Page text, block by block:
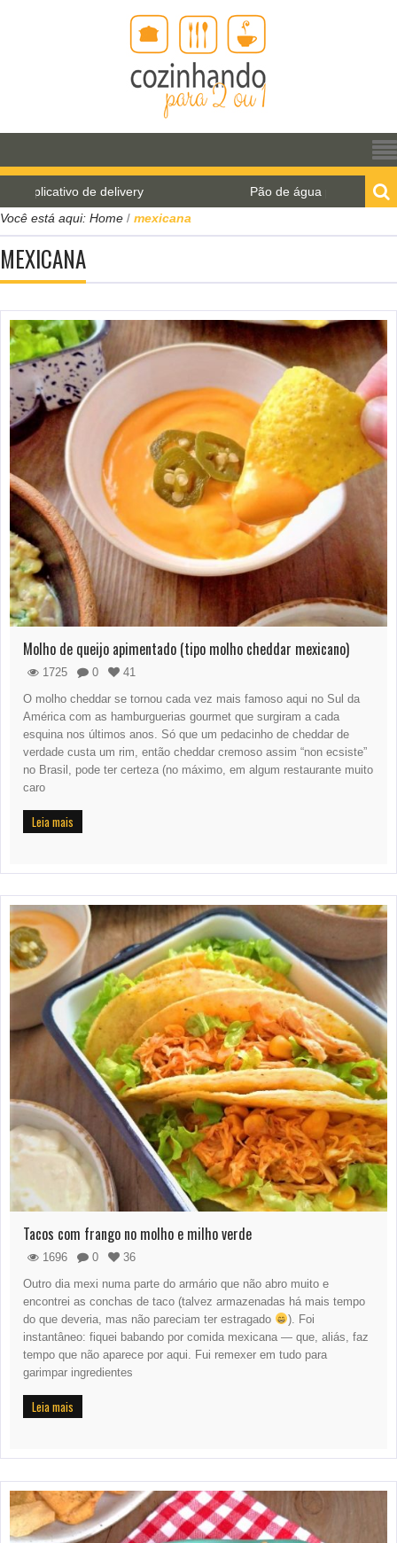
Pão de água para o World Bread Day 2021
Você está aqui: Home / mexicana
MEXICANA
Molho de queijo apimentado (tipo molho cheddar mexicano)
1725 0
41
O molho cheddar se tornou cada vez mais famoso aqui no Sul da
América com as hamburguerias gourmet que surgiram a cada
esquina nos últimos anos. Só que um pedacinho de cheddar de
verdade custa um rim, então cheddar cremoso assim “non ecsiste”
no Brasil, pode ter certeza (no máximo, em algum restaurante muito
caro
Leia mais
Tacos com frango no molho e milho verde
1696 0
36
Outro dia mexi numa parte do armário que não abro muito e
encontrei as conchas de taco (talvez armazenadas há mais tempo
do que deveria, mas não pareciam ter estragado
). Foi
instantâneo: fiquei babando por comida mexicana — que, aliás, faz
tempo que não aparece por aqui. Fui remexer em tudo para
garimpar ingredientes
Leia mais